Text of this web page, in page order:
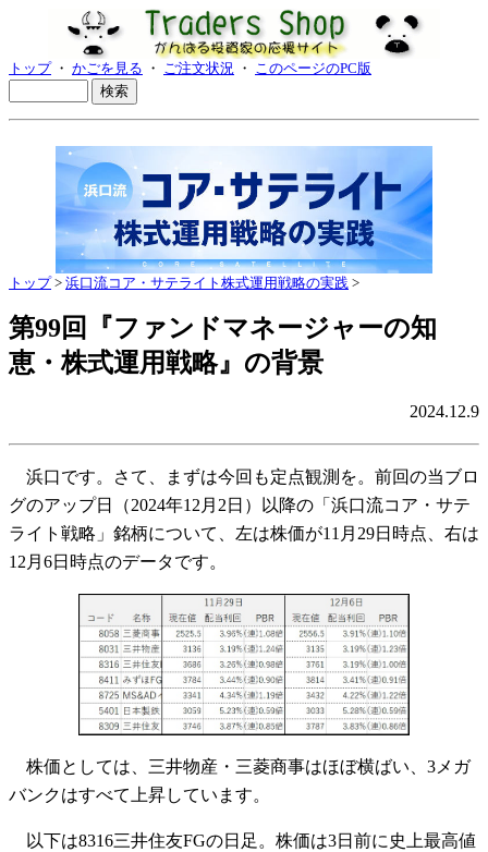
トップ・ かごを見る ・ ご注文状況 ・ このページのPC版
トップ> 浜口流コア・サテライト株式運用戦略の実践 >
第99回『ファンドマネージャーの知
恵・株式運用戦略』の背景
2024.12.9
浜口です。さて、まずは今回も定点観測を。前回の当ブロ
グのアップ日（2024年12月2日）以降の「浜口流コア・サテ
ライト戦略」銘柄について、左は株価が11月29日時点、右は
12月6日時点のデータです。
株価としては、三井物産・三菱商事はほぼ横ばい、3メガ
バンクはすべて上昇しています。
以下は8316三井住友FGの日足。株価は3日前に史上最高値